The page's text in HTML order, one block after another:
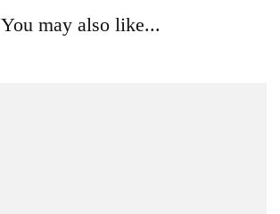
You may also like...